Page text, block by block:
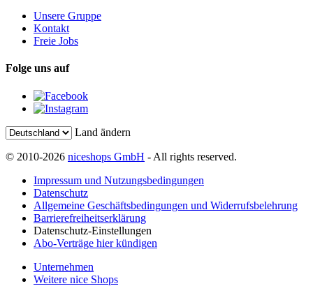
Unsere Gruppe
Kontakt
Freie Jobs
Folge uns auf
Land ändern
© 2010-2026 niceshops GmbH - All rights reserved.
Impressum und Nutzungsbedingungen
Datenschutz
Allgemeine Geschäftsbedingungen und Widerrufsbelehrung
Barrierefreiheitserklärung
Datenschutz-Einstellungen
Abo-Verträge hier kündigen
Unternehmen
Weitere nice Shops